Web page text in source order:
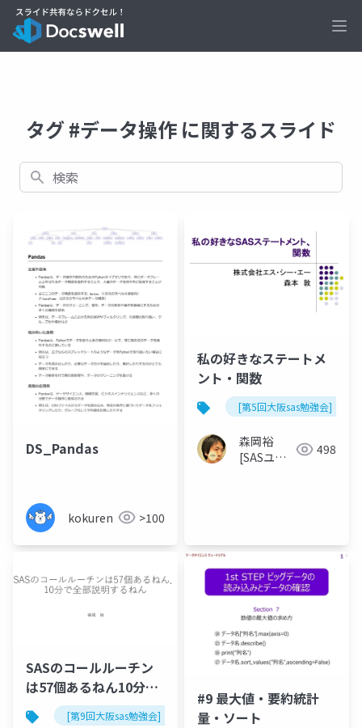
タグ #データ操作 に関するスライド
検索
DS_Pandas
kokuren >100
私の好きなステートメ
ント・関数
[第5回大阪sas勉強会]
森岡裕
[SASユー
498
SASのコールルーチン
は57個あるねん10分で
全部説明するねん
[第9回大阪sas勉強会]
#9 最大値・要約統計
量・ソート